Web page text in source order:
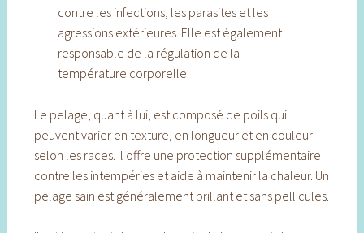
contre les infections, les parasites et les
agressions extérieures. Elle est également
responsable de la régulation de la
température corporelle.
Le pelage, quant à lui, est composé de poils qui
peuvent varier en texture, en longueur et en couleur
selon les races. Il offre une protection supplémentaire
contre les intempéries et aide à maintenir la chaleur. Un
pelage sain est généralement brillant et sans pellicules.